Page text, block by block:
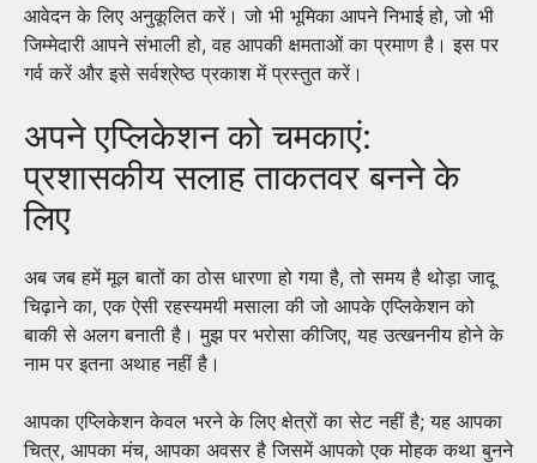
आवेदन के लिए अनुकूलित करें। जो भी भूमिका आपने निभाई हो, जो भी
जिम्मेदारी आपने संभाली हो, वह आपकी क्षमताओं का प्रमाण है। इस पर
गर्व करें और इसे सर्वश्रेष्ठ प्रकाश में प्रस्तुत करें।
अपने एप्लिकेशन को चमकाएं:
प्रशासकीय सलाह ताकतवर बनने के
लिए
अब जब हमें मूल बातों का ठोस धारणा हो गया है, तो समय है थोड़ा जादू
चिढ़ाने का, एक ऐसी रहस्यमयी मसाला की जो आपके एप्लिकेशन को
बाकी से अलग बनाती है। मुझ पर भरोसा कीजिए, यह उत्खननीय होने के
नाम पर इतना अथाह नहीं है।
आपका एप्लिकेशन केवल भरने के लिए क्षेत्रों का सेट नहीं है; यह आपका
चित्र, आपका मंच, आपका अवसर है जिसमें आपको एक मोहक कथा बुनने